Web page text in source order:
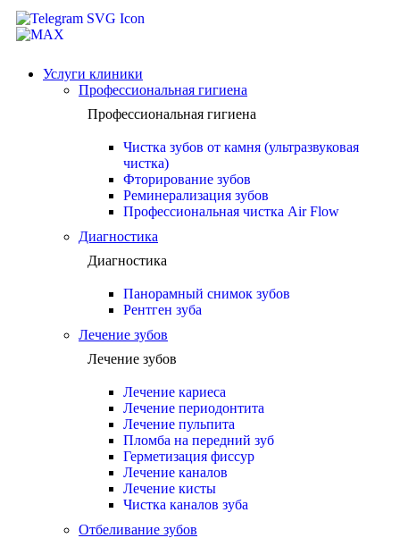
Услуги клиники
Профессиональная гигиена
Профессиональная гигиена
Чистка зубов от камня (ультразвуковая
чистка)
Фторирование зубов
Реминерализация зубов
Профессиональная чистка Air Flow
Диагностика
Диагностика
Панорамный снимок зубов
Рентген зуба
Лечение зубов
Лечение зубов
Лечение кариеса
Лечение периодонтита
Лечение пульпита
Пломба на передний зуб
Герметизация фиссур
Лечение каналов
Лечение кисты
Чистка каналов зуба
Отбеливание зубов